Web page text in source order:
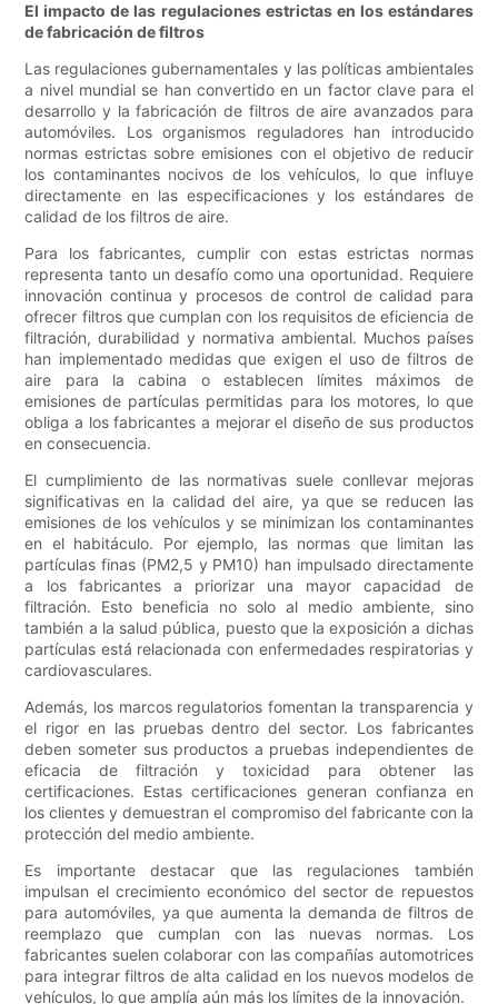
El impacto de las regulaciones estrictas en los estándares
de fabricación de filtros
Las regulaciones gubernamentales y las políticas ambientales
a nivel mundial se han convertido en un factor clave para el
desarrollo y la fabricación de filtros de aire avanzados para
automóviles. Los organismos reguladores han introducido
normas estrictas sobre emisiones con el objetivo de reducir
los contaminantes nocivos de los vehículos, lo que influye
directamente en las especificaciones y los estándares de
calidad de los filtros de aire.
Para los fabricantes, cumplir con estas estrictas normas
representa tanto un desafío como una oportunidad. Requiere
innovación continua y procesos de control de calidad para
ofrecer filtros que cumplan con los requisitos de eficiencia de
filtración, durabilidad y normativa ambiental. Muchos países
han implementado medidas que exigen el uso de filtros de
aire para la cabina o establecen límites máximos de
emisiones de partículas permitidas para los motores, lo que
obliga a los fabricantes a mejorar el diseño de sus productos
en consecuencia.
El cumplimiento de las normativas suele conllevar mejoras
significativas en la calidad del aire, ya que se reducen las
emisiones de los vehículos y se minimizan los contaminantes
en el habitáculo. Por ejemplo, las normas que limitan las
partículas finas (PM2,5 y PM10) han impulsado directamente
a los fabricantes a priorizar una mayor capacidad de
filtración. Esto beneficia no solo al medio ambiente, sino
también a la salud pública, puesto que la exposición a dichas
partículas está relacionada con enfermedades respiratorias y
cardiovasculares.
Además, los marcos regulatorios fomentan la transparencia y
el rigor en las pruebas dentro del sector. Los fabricantes
deben someter sus productos a pruebas independientes de
eficacia de filtración y toxicidad para obtener las
certificaciones. Estas certificaciones generan confianza en
los clientes y demuestran el compromiso del fabricante con la
protección del medio ambiente.
Es importante destacar que las regulaciones también
impulsan el crecimiento económico del sector de repuestos
para automóviles, ya que aumenta la demanda de filtros de
reemplazo que cumplan con las nuevas normas. Los
fabricantes suelen colaborar con las compañías automotrices
para integrar filtros de alta calidad en los nuevos modelos de
vehículos, lo que amplía aún más los límites de la innovación.